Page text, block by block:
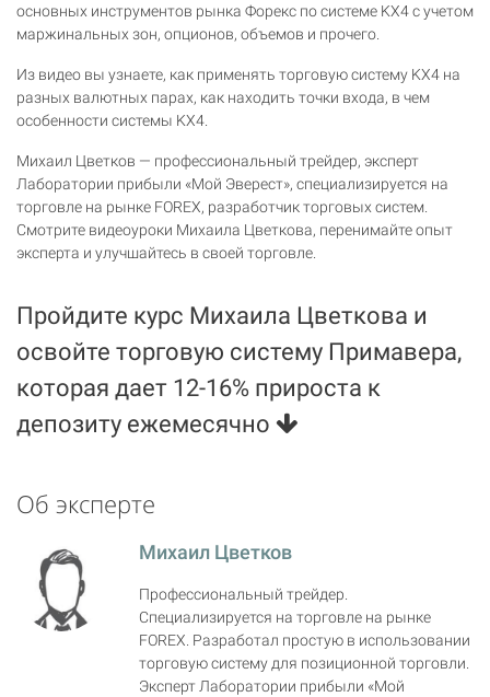
основных инструментов рынка Форекс по системе KX4 с учетом
маржинальных зон, опционов, объемов и прочего.
Из видео вы узнаете, как применять торговую систему KX4 на
разных валютных парах, как находить точки входа, в чем
особенности системы KX4.
Михаил Цветков — профессиональный трейдер, эксперт
Лаборатории прибыли «Мой Эверест», специализируется на
торговле на рынке FOREX, разработчик торговых систем.
Смотрите видеоуроки Михаила Цветкова, перенимайте опыт
эксперта и улучшайтесь в своей торговле.
Пройдите курс Михаила Цветкова и
освойте торговую систему Примавера,
которая дает 12-16% прироста к
депозиту ежемесячно
Об эксперте
Михаил Цветков
Профессиональный трейдер.
Специализируется на торговле на рынке
FOREX. Разработал простую в использовании
торговую систему для позиционной торговли.
Эксперт Лаборатории прибыли «Мой